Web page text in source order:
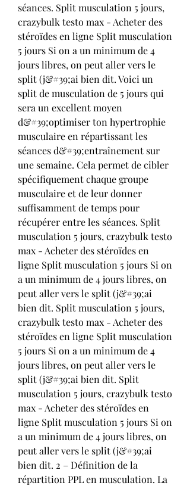
séances. Split musculation 5 jours,
crazybulk testo max - Acheter des
stéroïdes en ligne Split musculation
5 jours Si on a un minimum de 4
jours libres, on peut aller vers le
split (j&#39;ai bien dit. Voici un
split de musculation de 5 jours qui
sera un excellent moyen
d&#39;optimiser ton hypertrophie
musculaire en répartissant les
séances d&#39;entraînement sur
une semaine. Cela permet de cibler
spécifiquement chaque groupe
musculaire et de leur donner
suffisamment de temps pour
récupérer entre les séances. Split
musculation 5 jours, crazybulk testo
max - Acheter des stéroïdes en
ligne Split musculation 5 jours Si on
a un minimum de 4 jours libres, on
peut aller vers le split (j&#39;ai
bien dit. Split musculation 5 jours,
crazybulk testo max - Acheter des
stéroïdes en ligne Split musculation
5 jours Si on a un minimum de 4
jours libres, on peut aller vers le
split (j&#39;ai bien dit. Split
musculation 5 jours, crazybulk testo
max - Acheter des stéroïdes en
ligne Split musculation 5 jours Si on
a un minimum de 4 jours libres, on
peut aller vers le split (j&#39;ai
bien dit. 2 – Définition de la
répartition PPL en musculation. La